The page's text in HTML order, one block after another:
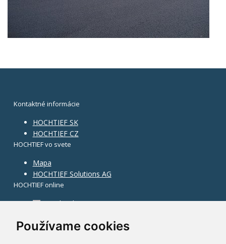
Používame cookies
Kontaktné informácie
HOCHTIEF SK
HOCHTIEF CZ
HOCHTIEF vo svete
Mapa
HOCHTIEF Solutions AG
HOCHTIEF online
Facebook